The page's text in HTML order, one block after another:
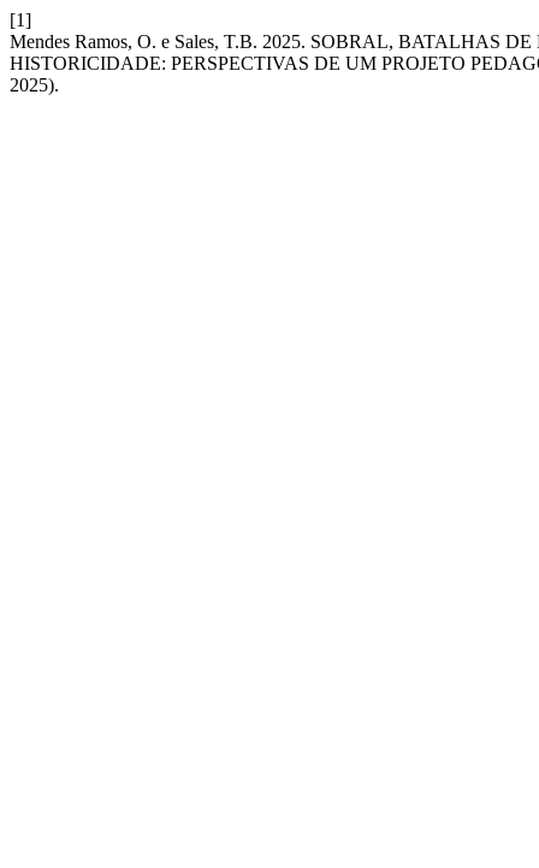
[1]
Mendes Ramos, O. e Sales, T.B. 2025. SOBRAL, BATALHAS
HISTORICIDADE: PERSPECTIVAS DE UM PROJETO
2025).